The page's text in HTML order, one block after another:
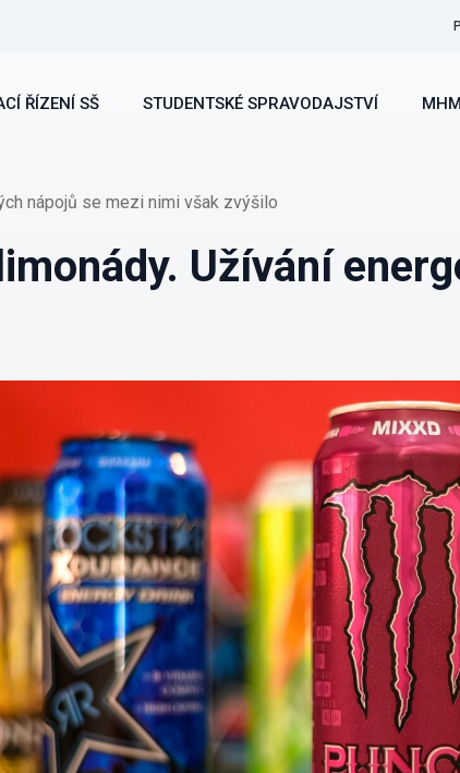
ŘÍZENÍ SŠ STUDENTSKÉ SPRAVODAJSTVÍ
nápojů se mezi nimi však zvýšilo
Užívání